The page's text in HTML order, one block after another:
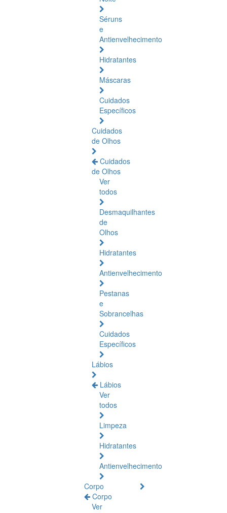
Séruns
e
Antienvelhecimento
Hidratantes
Máscaras
Cuidados
Específicos
Cuidados
de Olhos
Cuidados
de Olhos
Ver
todos
Desmaquilhantes
de
Olhos
Hidratantes
Antienvelhecimento
Pestanas
e
Sobrancelhas
Cuidados
Específicos
Lábios
Lábios
Ver
todos
Limpeza
Hidratantes
Antienvelhecimento
Corpo
Corpo
Ver